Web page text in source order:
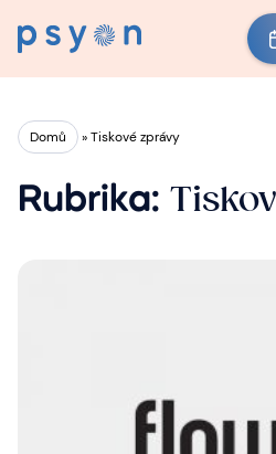
Domů »Tiskové zprávy
Rubrika: